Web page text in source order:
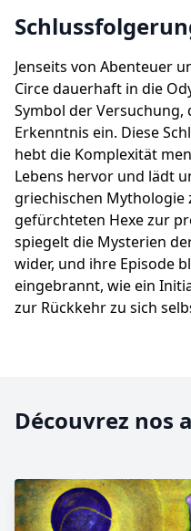
Jenseits von Abenteuer
Circe dauerhaft in die
Symbol der
Erkenntnis ein. Diese
hebt die Komplexität
Lebens hervor und lädt
griechischen Mythologie
gefürchteten Hexe zur
spiegelt die Mysterien
wider, und ihre Episode
eingebrannt, wie ein
zur Rückkehr zu sich
Découvrez nos